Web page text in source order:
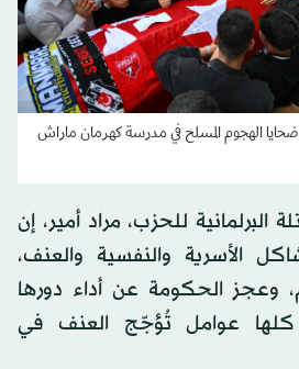
الهجوم المسلح في مدرسة كهرمان ماراش
البرلمانية للحزب، مراد أمير، إن
الأسرية والنفسية والعنف،
وعجز الحكومة عن أداء دورها
كلها عوامل تُؤجّج العنف في